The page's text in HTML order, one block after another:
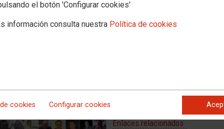
el botón 'Configurar cookies'
información consulta nuestra Política de cookies
cookies Configurar cookies
Enlaces relacionados